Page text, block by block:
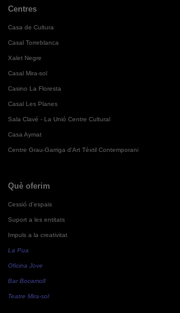
Centres
Casa de Cultura
Casal Torreblanca
Xalet Negre
Casal Mira-sol
Casino La Floresta
Casal Les Planes
Sala Clavé - La Unió Centre Cultural
Casa Aymat
Centre Grau-Garriga d'Art Tèxtil Contemporani
Què oferim
Cessió d'espais
Suport a les entitats
Impuls a la creativitat
La Pua
Oficina Jove
Bar Bocamoll
Teatre Mira-sol